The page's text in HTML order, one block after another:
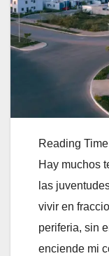
Hay muchos
las
vivir en
periferia, sin
enciende mi